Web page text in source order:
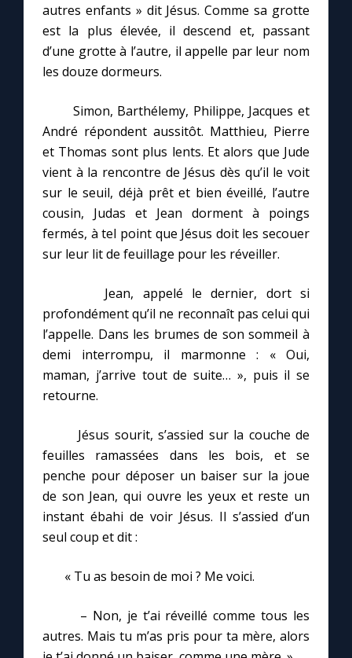
autres enfants » dit Jésus. Comme sa grotte
est la plus élevée, il descend et, passant
d’une grotte à l’autre, il appelle par leur nom
les douze dormeurs.
Simon, Barthélemy, Philippe, Jacques et
André répondent aussitôt. Matthieu, Pierre
et Thomas sont plus lents. Et alors que Jude
vient à la rencontre de Jésus dès qu’il le voit
sur le seuil, déjà prêt et bien éveillé, l’autre
cousin, Judas et Jean dorment à poings
fermés, à tel point que Jésus doit les secouer
sur leur lit de feuillage pour les réveiller.
Jean, appelé le dernier, dort si
profondément qu’il ne reconnaît pas celui qui
l’appelle. Dans les brumes de son sommeil à
demi interrompu, il marmonne : « Oui,
maman, j’arrive tout de suite… », puis il se
retourne.
Jésus sourit, s’assied sur la couche de
feuilles ramassées dans les bois, et se
penche pour déposer un baiser sur la joue
de son Jean, qui ouvre les yeux et reste un
instant ébahi de voir Jésus. Il s’assied d’un
seul coup et dit :
« Tu as besoin de moi ? Me voici.
– Non, je t’ai réveillé comme tous les
autres. Mais tu m’as pris pour ta mère, alors